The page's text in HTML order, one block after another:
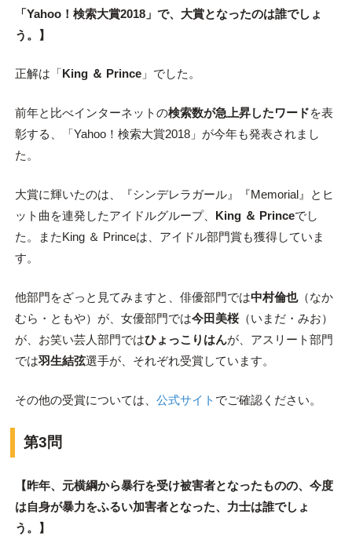
「Yahoo！検索大賞2018」で、大賞となったのは誰でしょ
う。】
正解は「 King ＆ Prince」でした。
前年と比べインターネットの検索数が急上昇したワードを表
彰する、「Yahoo！検索大賞2018」が今年も発表されまし
た。
大賞に輝いたのは、『シンデレラガール』『Memorial』とヒ
ット曲を連発したアイドルグループ、 King ＆ Princeでし
た。またKing ＆ Princeは、アイドル部門賞も獲得していま
す。
他部門をざっと見てみますと、俳優部門では中村倫也（なか
むら・ともや）が、女優部門では今田美桜（いまだ・みお）
が、お笑い芸人部門ではひょっこりはんが、アスリート部門
では羽生結弦選手が、それぞれ受賞しています。
その他の受賞については、 公式サイト でご確認ください。
第3問
【昨年、元横綱から暴行を受け被害者となったものの、今度
は自身が暴力をふるい加害者となった、力士は誰でしょ
う。】